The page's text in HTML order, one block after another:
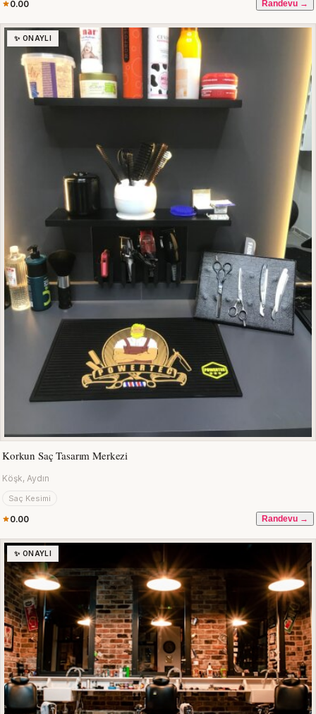
0.00 Randevu →
✨ ONAYLI
Korkun Saç Tasarım Merkezi
Köşk, Aydın
Saç Kesimi
0.00 Randevu →
✨ ONAYLI